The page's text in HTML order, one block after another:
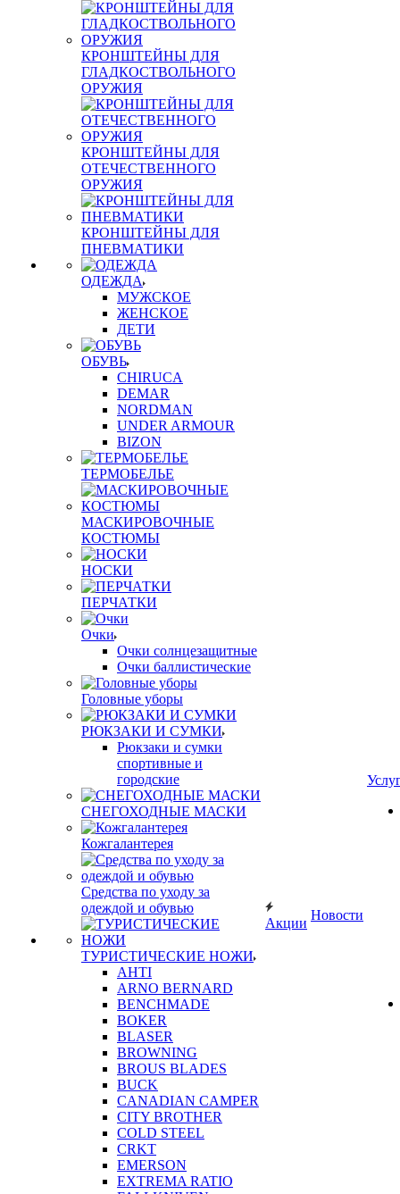
КРОНШТЕЙНЫ ДЛЯ
ГЛАДКОСТВОЛЬНОГО
ОРУЖИЯ
КРОНШТЕЙНЫ ДЛЯ
ОТЕЧЕСТВЕННОГО
ОРУЖИЯ
КРОНШТЕЙНЫ ДЛЯ
ПНЕВМАТИКИ
ОДЕЖДА
МУЖСКОЕ
ЖЕНСКОЕ
ДЕТИ
ОБУВЬ
CHIRUCA
DEMAR
NORDMAN
UNDER ARMOUR
BIZON
ТЕРМОБЕЛЬЕ
МАСКИРОВОЧНЫЕ
КОСТЮМЫ
НОСКИ
ПЕРЧАТКИ
Очки
Очки солнцезащитные
Очки баллистические
Головные уборы
РЮКЗАКИ И СУМКИ
Рюкзаки и сумки
спортивные и
городские
СНЕГОХОДНЫЕ МАСКИ
Кожгалантерея
Средства по уходу за
одеждой и обувью
ТУРИСТИЧЕСКИЕ НОЖИ
AHTI
ARNO BERNARD
BENCHMADE
BOKER
BLASER
BROWNING
BROUS BLADES
BUCK
CANADIAN CAMPER
CITY BROTHER
COLD STEEL
CRKT
EMERSON
EXTREMA RATIO
Акции
Новости